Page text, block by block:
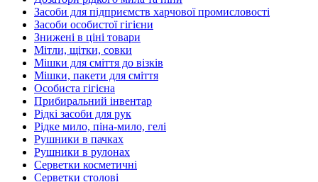
Засоби для підприємств харчової промисловості
Засоби особистої гігієни
Знижені в ціні товари
Мітли, щітки, совки
Мішки для сміття до візків
Мішки, пакети для сміття
Особиста гігієна
Прибиральний інвентар
Рідкі засоби для рук
Рідке мило, піна-мило, гелі
Рушники в пачках
Рушники в рулонах
Серветки косметичні
Серветки столові